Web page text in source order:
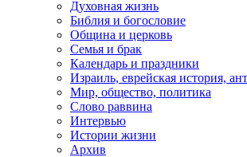
Духовная жизнь
Библия и богословие
Община и церковь
Семья и брак
Календарь и праздники
Израиль, еврейская история,
Мир, общество, политика
Слово раввина
Интервью
Истории жизни
Архив